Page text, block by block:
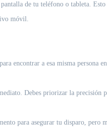
de tu teléfono o tableta.
móvil.
encontrar a esa misma persona
Debes priorizar la precisión
para asegurar tu disparo, pero